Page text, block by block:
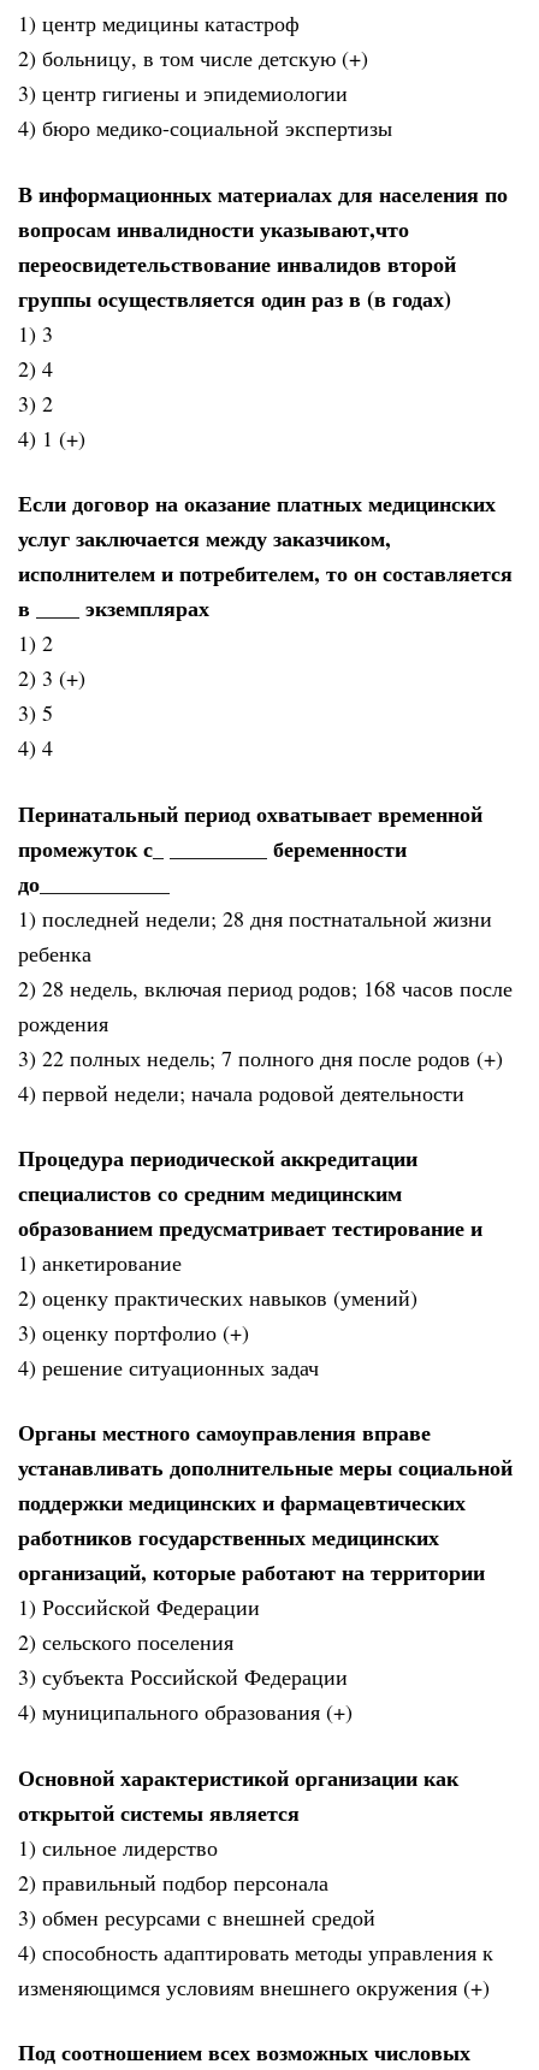
1) центр медицины катастроф
2) больницу, в том числе детскую (+)
3) центр гигиены и эпидемиологии
4) бюро медико-социальной экспертизы
В информационных материалах для населения по
вопросам инвалидности указывают,что
переосвидетельствование инвалидов второй
группы осуществляется один раз в (в годах)
1) 3
2) 4
3) 2
4) 1 (+)
Если договор на оказание платных медицинских
услуг заключается между заказчиком,
исполнителем и потребителем, то он составляется
в ____ экземплярах
1) 2
2) 3 (+)
3) 5
4) 4
Перинатальный период охватывает временной
промежуток с_ _________ беременности
до____________
1) последней недели; 28 дня постнатальной жизни
ребенка
2) 28 недель, включая период родов; 168 часов после
рождения
3) 22 полных недель; 7 полного дня после родов (+)
4) первой недели; начала родовой деятельности
Процедура периодической аккредитации
специалистов со средним медицинским
образованием предусматривает тестирование и
1) анкетирование
2) оценку практических навыков (умений)
3) оценку портфолио (+)
4) решение ситуационных задач
Органы местного самоуправления вправе
устанавливать дополнительные меры социальной
поддержки медицинских и фармацевтических
работников государственных медицинских
организаций, которые работают на территории
1) Российской Федерации
2) сельского поселения
3) субъекта Российской Федерации
4) муниципального образования (+)
Основной характеристикой организации как
открытой системы является
1) сильное лидерство
2) правильный подбор персонала
3) обмен ресурсами с внешней средой
4) способность адаптировать методы управления к
изменяющимся условиям внешнего окружения (+)
Под соотношением всех возможных числовых